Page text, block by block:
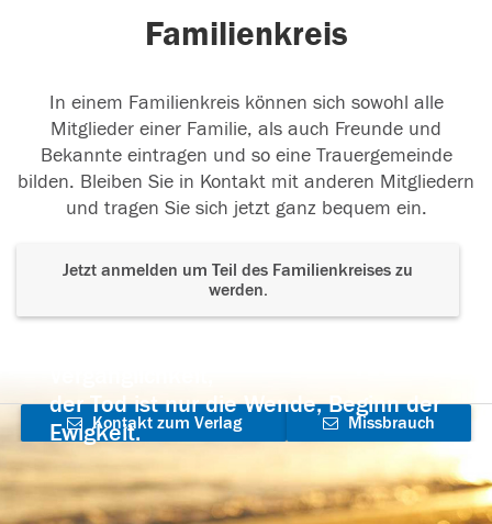
Familienkreis
In einem Familienkreis können sich sowohl alle
Mitglieder einer Familie, als auch Freunde und
Bekannte eintragen und so eine Trauergemeinde
bilden. Bleiben Sie in Kontakt mit anderen Mitgliedern
und tragen Sie sich jetzt ganz bequem ein.
Jetzt anmelden um Teil des Familienkreises zu
werden.
der Tod ist nur die Wende, Beginn der
Ewigkeit.
Kontakt zum Verlag
aufnehmen
Missbrauch